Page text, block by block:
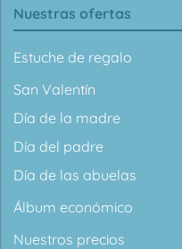
Nuestras ofertas
Estuche de regalo
San Valentín
Día de la madre
Día del padre
Día de las abuelas
Álbum económico
Nuestros precios